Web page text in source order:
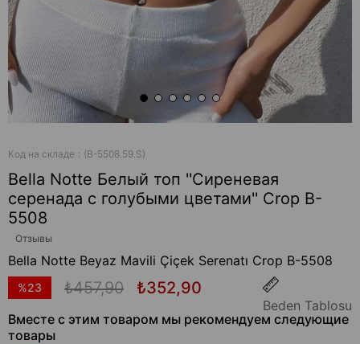
Код на складе (B-5508.59.S)
Bella Notte Белый топ ''Сиреневая
серенада с голубыми цветами'' Crop B-
5508
Отзывы
Bella Notte Beyaz Mavili Çiçek Serenatı Crop B-5508
%23
₺457,90 ₺352,90
Вместе с этим товаром мы рекомендуем следующие
товары
Beden Tablosu